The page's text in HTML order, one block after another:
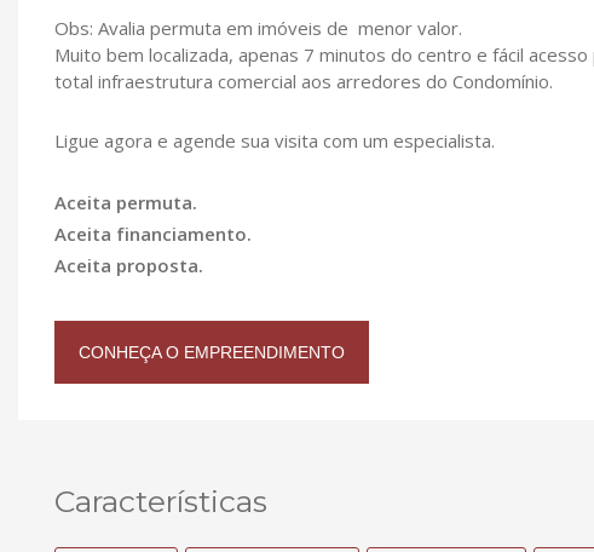
Obs: Avalia permuta em imóveis de menor valor.
Muito bem localizada, apenas 7 minutos do centro e fácil
total infraestrutura comercial aos arredores do Condomínio.
Ligue agora e agende sua visita com um especialista.
Aceita permuta.
Aceita financiamento.
Aceita proposta.
CONHEÇA O EMPREENDIMENTO
Características